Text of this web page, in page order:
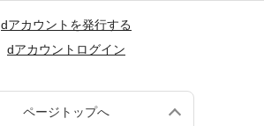
dアカウントを発行する
dアカウントログイン
ページトップへ